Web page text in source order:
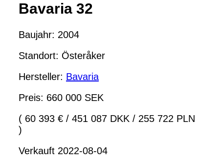
Bavaria 32
Baujahr: 2004
Standort: Österåker
Hersteller: Bavaria
Preis: 660 000 SEK
( 60 393 € / 451 087 DKK / 255 722 PLN
)
Verkauft 2022-08-04